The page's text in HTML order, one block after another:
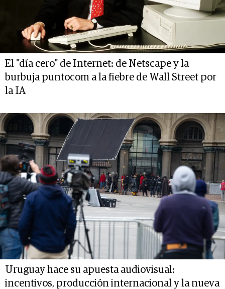
El "día cero" de Internet: de Netscape y la
burbuja puntocom a la fiebre de Wall Street por
la IA
Uruguay hace su apuesta audiovisual:
incentivos, producción internacional y la nueva